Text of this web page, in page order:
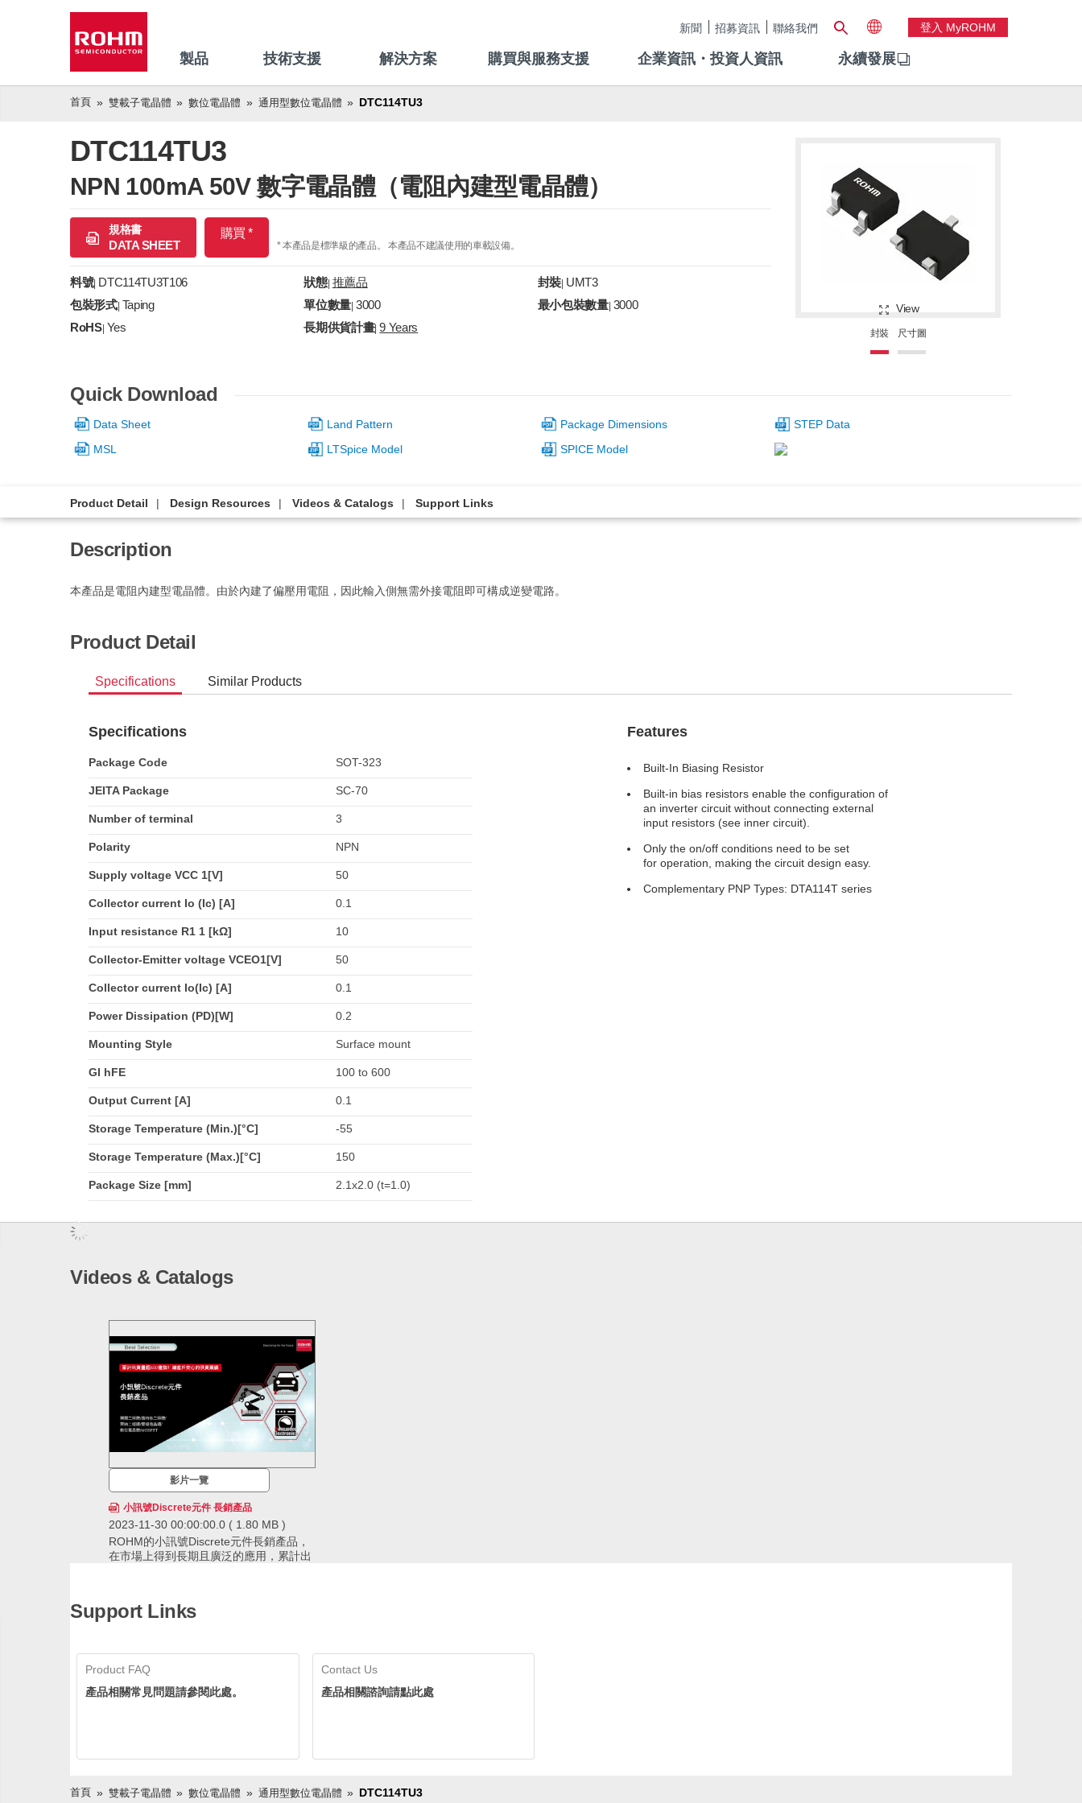
新聞 招募資訊 聯絡我們 登入 MyROHM
製品 技術支援 解決方案 購買與服務支援 企業資訊・投資人資訊 永續發展
首頁 雙載子電晶體 數位電晶體 通用型數位電晶體 DTC114TU3
DTC114TU3
NPN 100mA 50V 數字電晶體（電阻內建型電晶體）
規格書
DATA SHEET
購買 *
* 本產品是標準級的產品。 本產品不建議使用的車載設備。
料號| DTC114TU3T106 狀態| 推薦品 封裝 UMT3
包裝形式| Taping 單位數量 |3000 最小包裝數量| 3000
RoHS| Yes 長期供貨計畫|9 Years
View
封裝 尺寸圖
Quick Download
Data Sheet Land Pattern Package Dimensions
STEP Data
MSL
LTSpice Model SPICE Model
Product Detail Design Resources Videos & Catalogs Support Links
Description
本產品是電阻內建型電晶體。由於內建了偏壓用電阻，因此輸入側無需外接電阻即可構成逆變電路。
Product Detail
Specifications Similar Products
Specifications
Package Code SOT-323
JEITA Package SC-70
Number of terminal 3
Polarity NPN
Supply voltage VCC 1[V] 50
Collector current Io (Ic) [A] 0.1
Input resistance R1 1 [kΩ] 10
Collector-Emitter voltage VCEO1[V] 50
Collector current Io(Ic) [A] 0.1
Power Dissipation (PD)[W] 0.2
Mounting Style Surface mount
GI hFE 100 to 600
Output Current [A] 0.1
Storage Temperature (Min.)[°C] -55
Storage Temperature (Max.)[°C] 150
Package Size [mm] 2.1x2.0 (t=1.0)
Features
Built-In Biasing Resistor
Built-in bias resistors enable the configuration of
an inverter circuit without connecting external
input resistors (see inner circuit).
Only the on/off conditions need to be set
for operation, making the circuit design easy.
Complementary PNP Types: DTA114T series
Videos & Catalogs
影片一覽
小訊號Discrete元件 長銷產品
2023-11-30 00:00:00.0 ( 1.80 MB )
ROHM的小訊號Discrete元件長銷產品，
在市場上得到長期且廣泛的應用，累計出
放心採用。
600億個，擁有領先業界的供貨實績。ROHM透
Support Links
Product FAQ
產品相關常見問題請參閱此處。
Contact Us
產品相關諮詢請點此處
首頁 雙載子電晶體 數位電晶體 通用型數位電晶體 DTC114TU3